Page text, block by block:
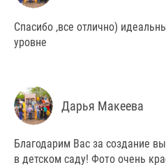
Спасибо ,все отлично)
уровне
Дарья Макеева
Благодарим Вас за создание
в детском саду! Фото очень